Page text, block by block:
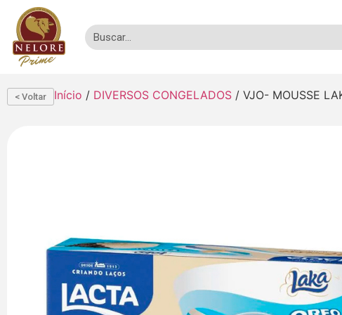
< Voltar Início / DIVERSOS CONGELADOS / VJO- MOUSSE